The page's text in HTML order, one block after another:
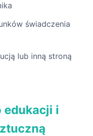
świadczenia
lub inną stroną
edukacji i